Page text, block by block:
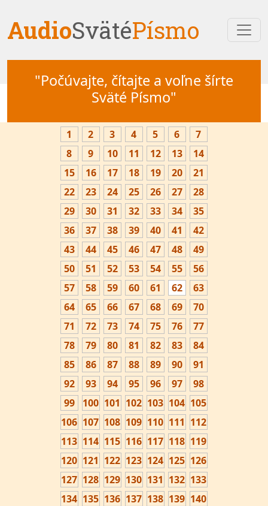
AudioSvätéPísmo
"Počúvajte, čítajte a voľne šírte
Sväté Písmo"
1 2 3 4 5 6
7
8
9 10 11 12 13
14
15
16 17 18 19 20
21
22
23 24 25 26 27
28
29
30 31 32 33 34
35
36
37 38 39 40 41
42
43
44 45 46 47 48
49
50
51 52 53 54 55
56
57
58 59 60 61 62
63
64
65 66 67 68 69
70
71
72 73 74 75 76
77
78
79 80 81 82 83
84
85
86 87 88 89 90
91
92
93 94 95 96 97
98
99
100 101 102 103 104 105
106 107 108 109 110 111 112
113 114 115 116 117 118 119
120 121 122 123 124 125 126
127 128 129 130 131 132 133
134 135 136 137 138 139 140